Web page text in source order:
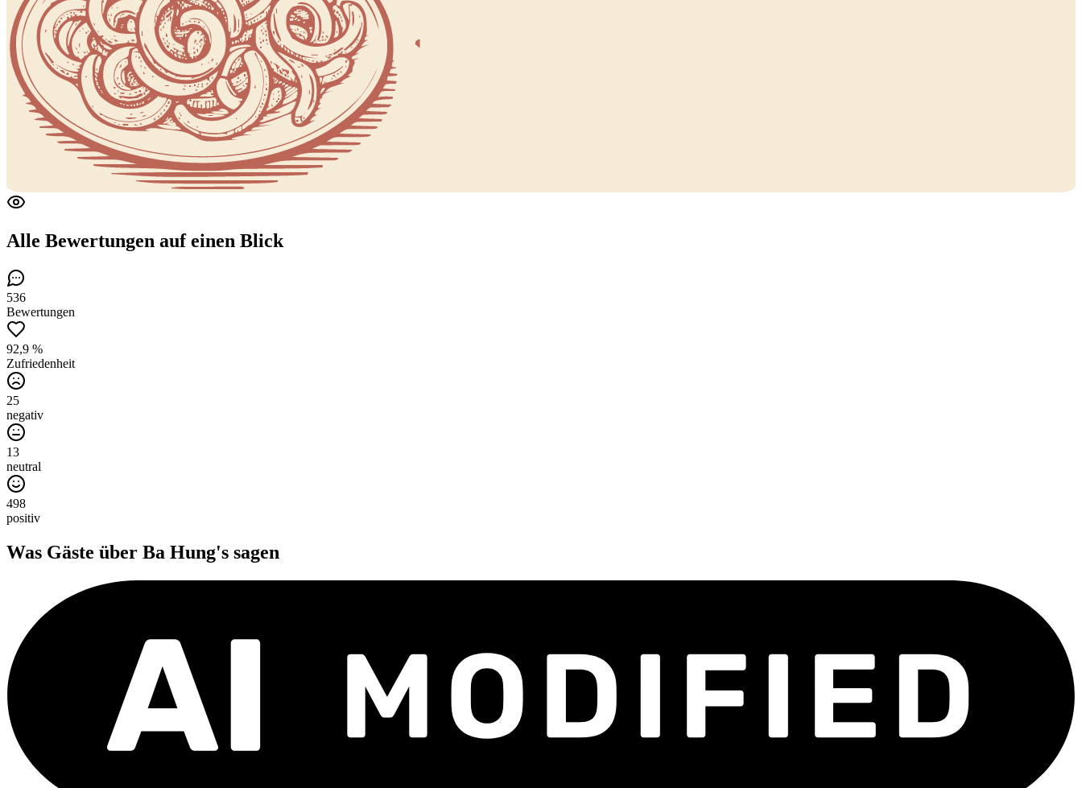
Alle Bewertungen auf einen Blick
536
Bewertungen
92,9 %
Zufriedenheit
25
negativ
13
neutral
498
positiv
Was Gäste über Ba Hung's sagen